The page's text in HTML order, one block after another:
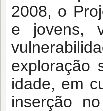
2008, o
e jovens,
exploração
idade, em
inserção